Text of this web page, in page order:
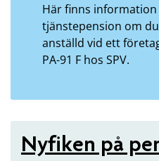
Här finns
tjänstepension om
anställd vid ett
PA-91 F hos SPV.
Nyfiken på